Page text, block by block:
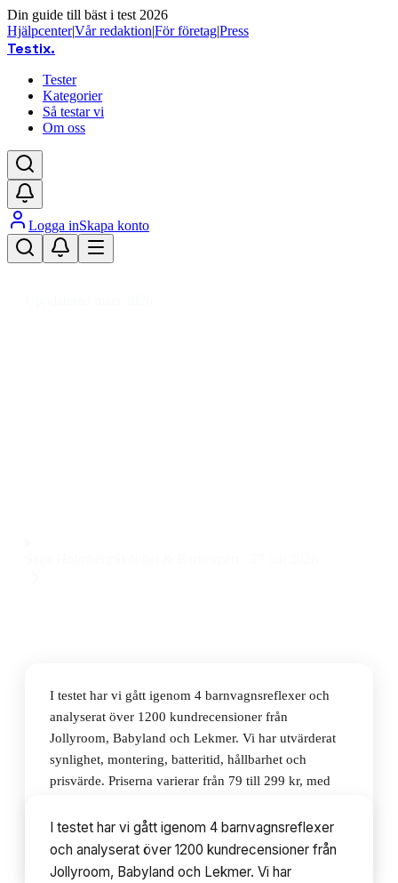
Din guide till bäst i test 2026
Hjälpcenter|Vår redaktion|För företag|Press
Testix.
Tester
Kategorier
Så testar vi
Om oss
Logga inSkapa konto
I testet har vi gått igenom 4 barnvagnsreflexer och
analyserat över 1200 kundrecensioner från
Jollyroom, Babyland och Lekmer. Vi har utvärderat
synlighet, montering, batteritid, hållbarhet och
prisvärde. Priserna varierar från 79 till 299 kr, med
Innehållsförteckning 9avsnitt
I testet har vi gått igenom 4 barnvagnsreflexer
och analyserat över 1200 kundrecensioner från
Jollyroom, Babyland och Lekmer. Vi har